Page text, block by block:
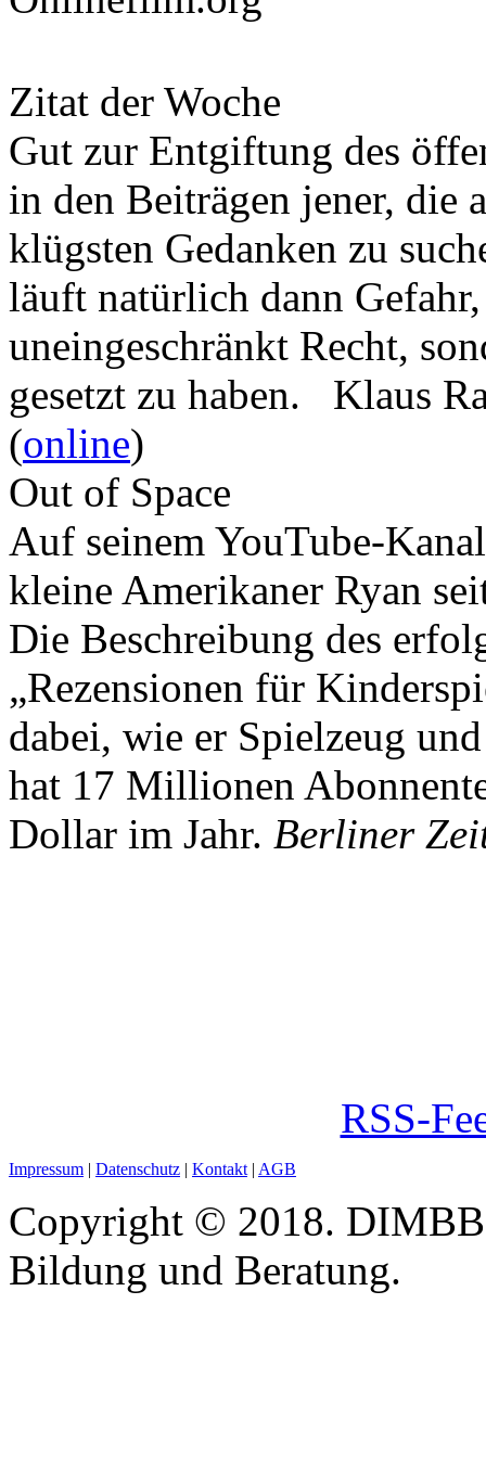
Zitat der Woche
Gut zur Entgiftung des
in den Beiträgen jener, die
klügsten Gedanken zu
läuft natürlich dann
uneingeschränkt Recht,
gesetzt zu haben. Klaus
(online)
Out of Space
Auf seinem YouTube-
kleine Amerikaner Ryan
Die Beschreibung des
„Rezensionen für
dabei, wie er Spielzeug
hat 17 Millionen
Dollar im Jahr. Berliner
RSS-
Impressum | Datenschutz | Kontakt | AGB
Copyright © 2018.
Bildung und Beratung.